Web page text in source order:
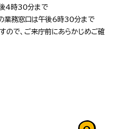
後4時30分まで
業務窓口は午後6時30分まで
ので、ご来庁前にあらかじめご確